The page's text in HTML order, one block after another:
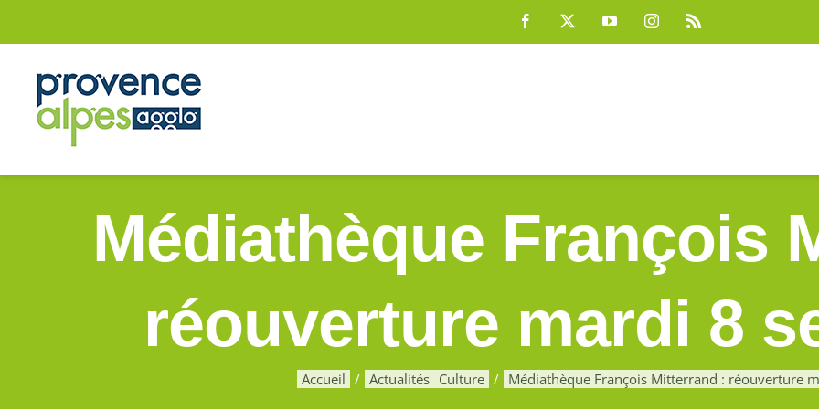
Facebook YouTubeInstagram
Médiathèque François
réouverture mardi 8
Accueil Actualités Culture Médiathèque François Mitterrand : réouverture